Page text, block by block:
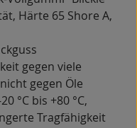
Härte 65 Shore A,
gegen viele
gegen Öle
°C bis +80 °C,
Tragfähigkeit